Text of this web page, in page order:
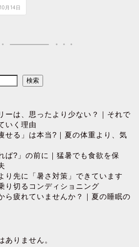
月14日
検索
ーは、思ったより少ない？｜それで
いく理由
せる」は本当?｜夏の体重より、気
ば?」の前に｜猛暑でも食欲を保
り先に「暑さ対策」できています
り切るコンディショニング
ら疲れていませんか？｜夏の睡眠の
ありません。